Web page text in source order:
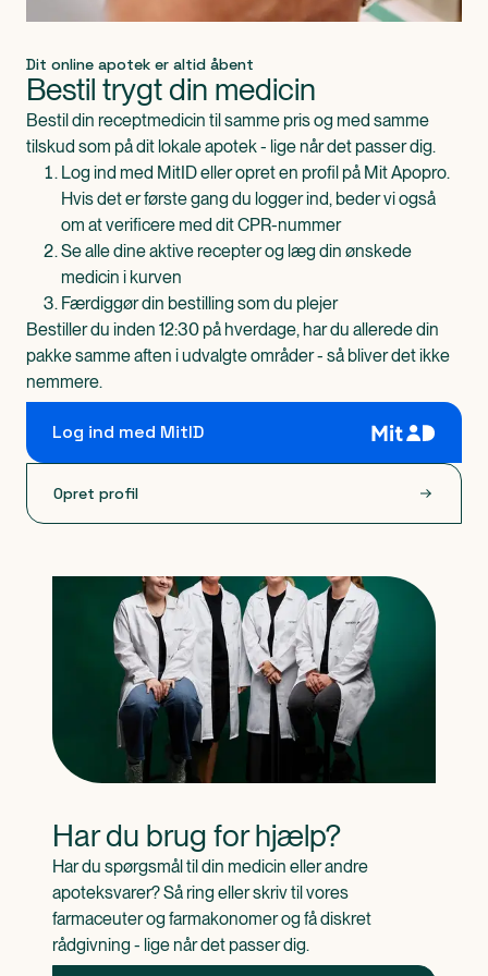
øjensmerter, sløret syn, synsforstyrrelser i form af
Hævelse i munden pga. væskeophobning.
Mundbetændelse.
Tørhed i halsen. Mundtørhed.
Svimmelhed.
Overfølsomhed.
Mave-tarmforstyrrelser med diarré eller forstoppelse.
Kvalme.
Sjældne bivirkninger (forekommer hos mellem 1 og 10
ud af 10.000 patienter):
Hudkløe, nældefeber.
Hjertebanken.
Opbevaring
Opbevares utilgængeligt for børn.
Opbevares ved temperaturer under 25°C.
Opbevares i original emballage for at beskytte mod
på pakningen.
Efter åbning er flasken holdbar i 1 år.
medicinrester. Af hensyn til miljøet må du ikke smide
medicinrester i afløbet, toilettet eller skraldespanden
Sidst opdateret d. 30/04-2024.
Dit online apotek er altid åbent
Bestil trygt din medicin
Bestil din receptmedicin til samme pris og med samme
tilskud som på dit lokale apotek - lige når det passer dig.
Log ind med MitID eller opret en profil på Mit Apopro.
Hvis det er første gang du logger ind, beder vi også
om at verificere med dit CPR-nummer
Se alle dine aktive recepter og læg din ønskede
medicin i kurven
Færdiggør din bestilling som du plejer
Bestiller du inden 12:30 på hverdage, har du allerede din
pakke samme aften i udvalgte områder - så bliver det ikke
nemmere.
Log ind med MitID
Opret profil
Har du brug for hjælp?
Har du spørgsmål til din medicin eller andre
apoteksvarer? Så ring eller skriv til vores
farmaceuter og farmakonomer og få diskret
rådgivning - lige når det passer dig.